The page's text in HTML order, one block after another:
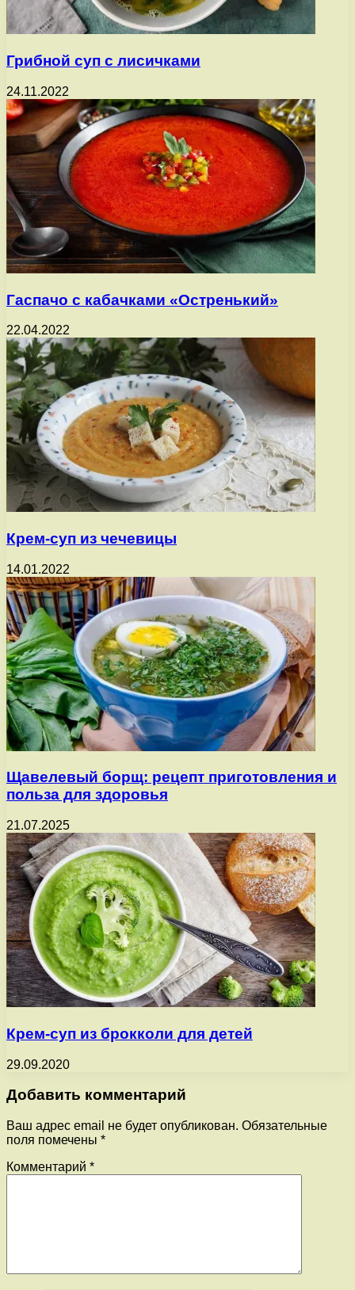
Грибной суп с лисичками
24.11.2022
Гаспачо с кабачками «Остренький»
22.04.2022
Крем-суп из чечевицы
14.01.2022
Щавелевый борщ: рецепт приготовления и
польза для здоровья
21.07.2025
Крем-суп из брокколи для детей
29.09.2020
Добавить комментарий
Ваш адрес email не будет опубликован. Обязательные
поля помечены *
Комментарий *